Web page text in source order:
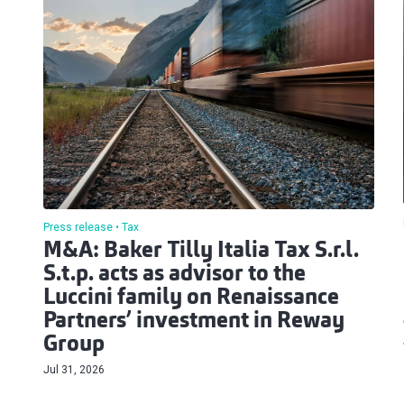
Press release Tax
M&A: Baker Tilly Italia Tax S.r.l.
S.t.p. acts as advisor to the
Luccini family on Renaissance
Partners’ investment in Reway
Group
Jul 31, 2026